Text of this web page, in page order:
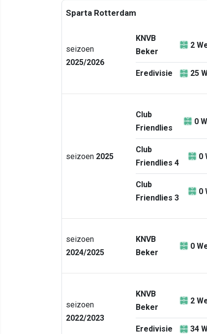
Sparta Rotterdam
seizoen
2025/2026
KNVB
Beker
2
Eredivisie 25
seizoen 2025
Club
Friendlies
0
Club
Friendlies 4
0
Club
Friendlies 3
0
seizoen
2024/2025
KNVB
Beker
0
seizoen
2022/2023
KNVB
Beker
2
Eredivisie 34